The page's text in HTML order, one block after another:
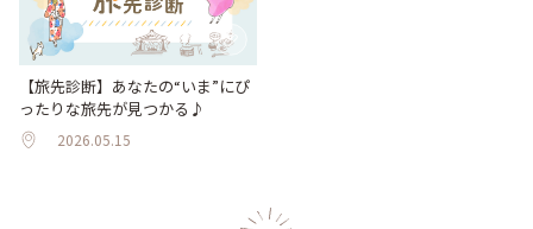
【旅先診断】あなたの“いま”にぴ
ったりな旅先が見つかる♪
2026.05.15